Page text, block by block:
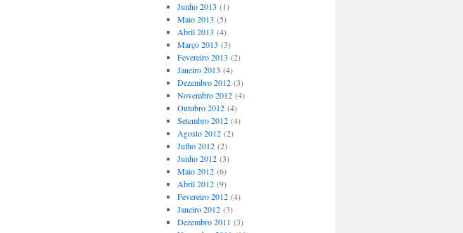
Junho 2013 (1)
Maio 2013 (5)
Abril 2013 (4)
Março 2013 (3)
Fevereiro 2013 (2)
Janeiro 2013 (4)
Dezembro 2012(3)
Novembro 2012(4)
Outubro 2012(4)
Setembro 2012(4)
Agosto 2012(2)
Julho 2012(2)
Junho 2012(3)
Maio 2012(6)
Abril 2012(9)
Fevereiro 2012(4)
Janeiro 2012(3)
Dezembro 2011 (3)